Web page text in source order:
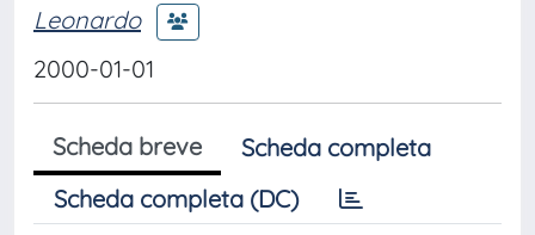
Leonardo
2000-01-01
Scheda breve
Scheda completa
Scheda completa (DC)